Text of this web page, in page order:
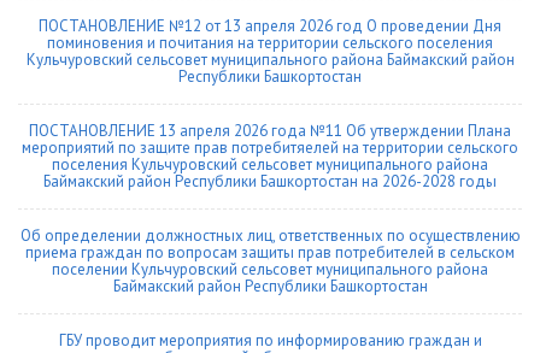
ПОСТАНОВЛЕНИЕ №12 от 13 апреля 2026 год О проведении Дня
поминовения и почитания на территории сельского поселения
Кульчуровский сельсовет муниципального района Баймакский район
Республики Башкортостан
ПОСТАНОВЛЕНИЕ 13 апреля 2026 года №11 Об утверждении Плана
мероприятий по защите прав потребитяелей на территории сельского
поселения Кульчуровский сельсовет муниципального района
Баймакский район Республики Башкортостан на 2026-2028 годы
Об определении должностных лиц, ответственных по осуществлению
приема граждан по вопросам защиты прав потребителей в сельском
поселении Кульчуровский сельсовет муниципального района
Баймакский район Республики Башкортостан
ГБУ проводит мероприятия по информированию граждан и